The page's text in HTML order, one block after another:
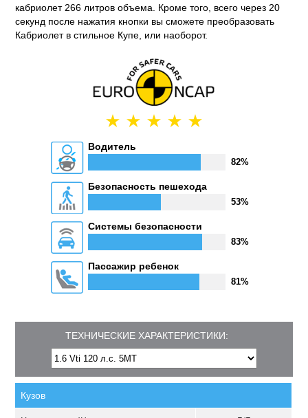
кабриолет 266 литров объема. Кроме того, всего через 20
секунд после нажатия кнопки вы сможете преобразовать
Кабриолет в стильное Купе, или наоборот.
Водитель
82%
Безопасность пешехода
53%
Системы безопасности
83%
Пассажир ребенок
81%
ТЕХНИЧЕСКИЕ ХАРАКТЕРИСТИКИ:
Кузов